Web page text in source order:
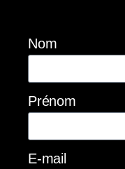
Nom
Prénom
E-mail